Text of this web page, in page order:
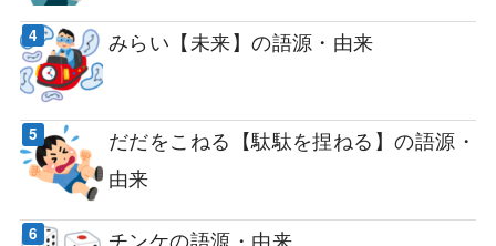
みらい【未来】の語源・由来
だだをこねる【駄駄を捏ねる】の語源・
由来
チンケの語源・由来